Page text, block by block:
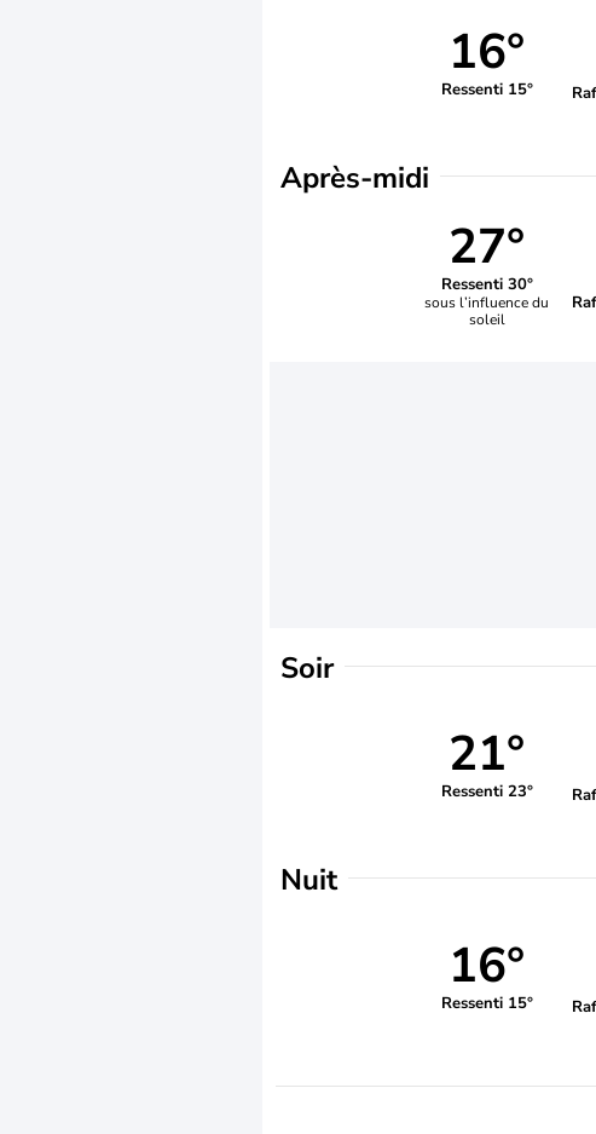
16°
Ressenti 15°
Après-midi
27°
Ressenti 30°
sous l’influence du
soleil
Soir
21°
Ressenti 23°
Nuit
16°
Ressenti 15°